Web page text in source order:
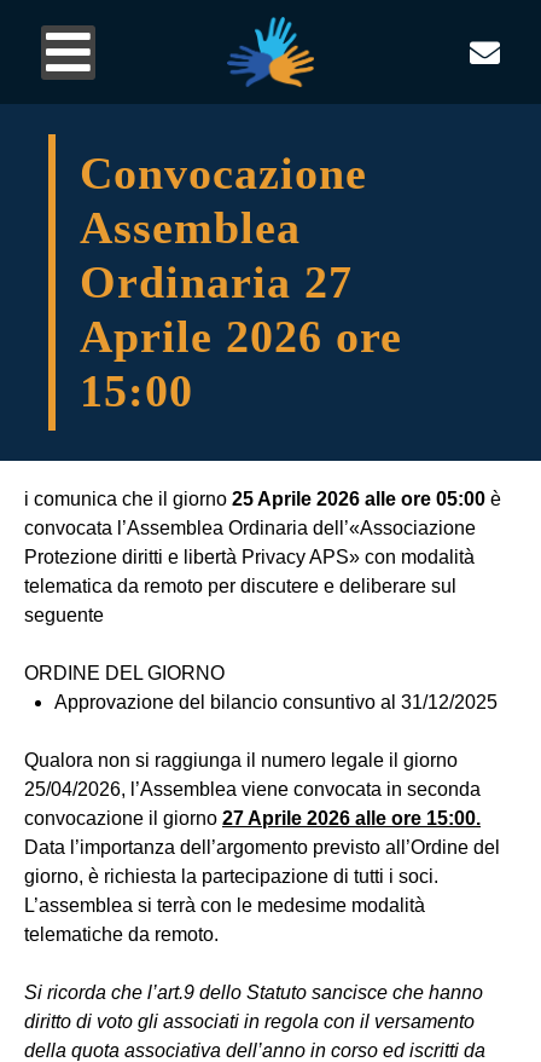
Convocazione
Assemblea
Ordinaria 27
Aprile 2026 ore
15:00
i comunica che il giorno 25 Aprile 2026 alle ore 05:00 è
convocata l’Assemblea Ordinaria dell’«Associazione
Protezione diritti e libertà Privacy APS» con modalità
telematica da remoto per discutere e deliberare sul
seguente
ORDINE DEL GIORNO
Approvazione del bilancio consuntivo al 31/12/2025
Qualora non si raggiunga il numero legale il giorno
25/04/2026, l’Assemblea viene convocata in seconda
convocazione il giorno 27 Aprile 2026 alle ore 15:00.
Data l’importanza dell’argomento previsto all’Ordine del
giorno, è richiesta la partecipazione di tutti i soci.
L’assemblea si terrà con le medesime modalità
telematiche da remoto.
Si ricorda che l’art.9 dello Statuto sancisce che hanno
diritto di voto gli associati in regola con il versamento
della quota associativa dell’anno in corso ed iscritti da